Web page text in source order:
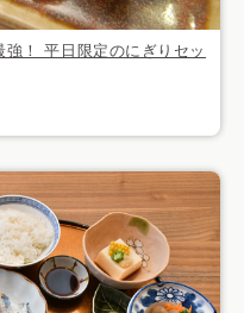
強！ 平日限定のにぎりセッ